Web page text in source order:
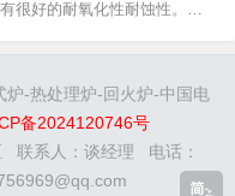
很好的耐氧化性耐蚀性。在
-热处理炉-回火炉-中国电
备2024120746号
联系人：谈经理 电话：